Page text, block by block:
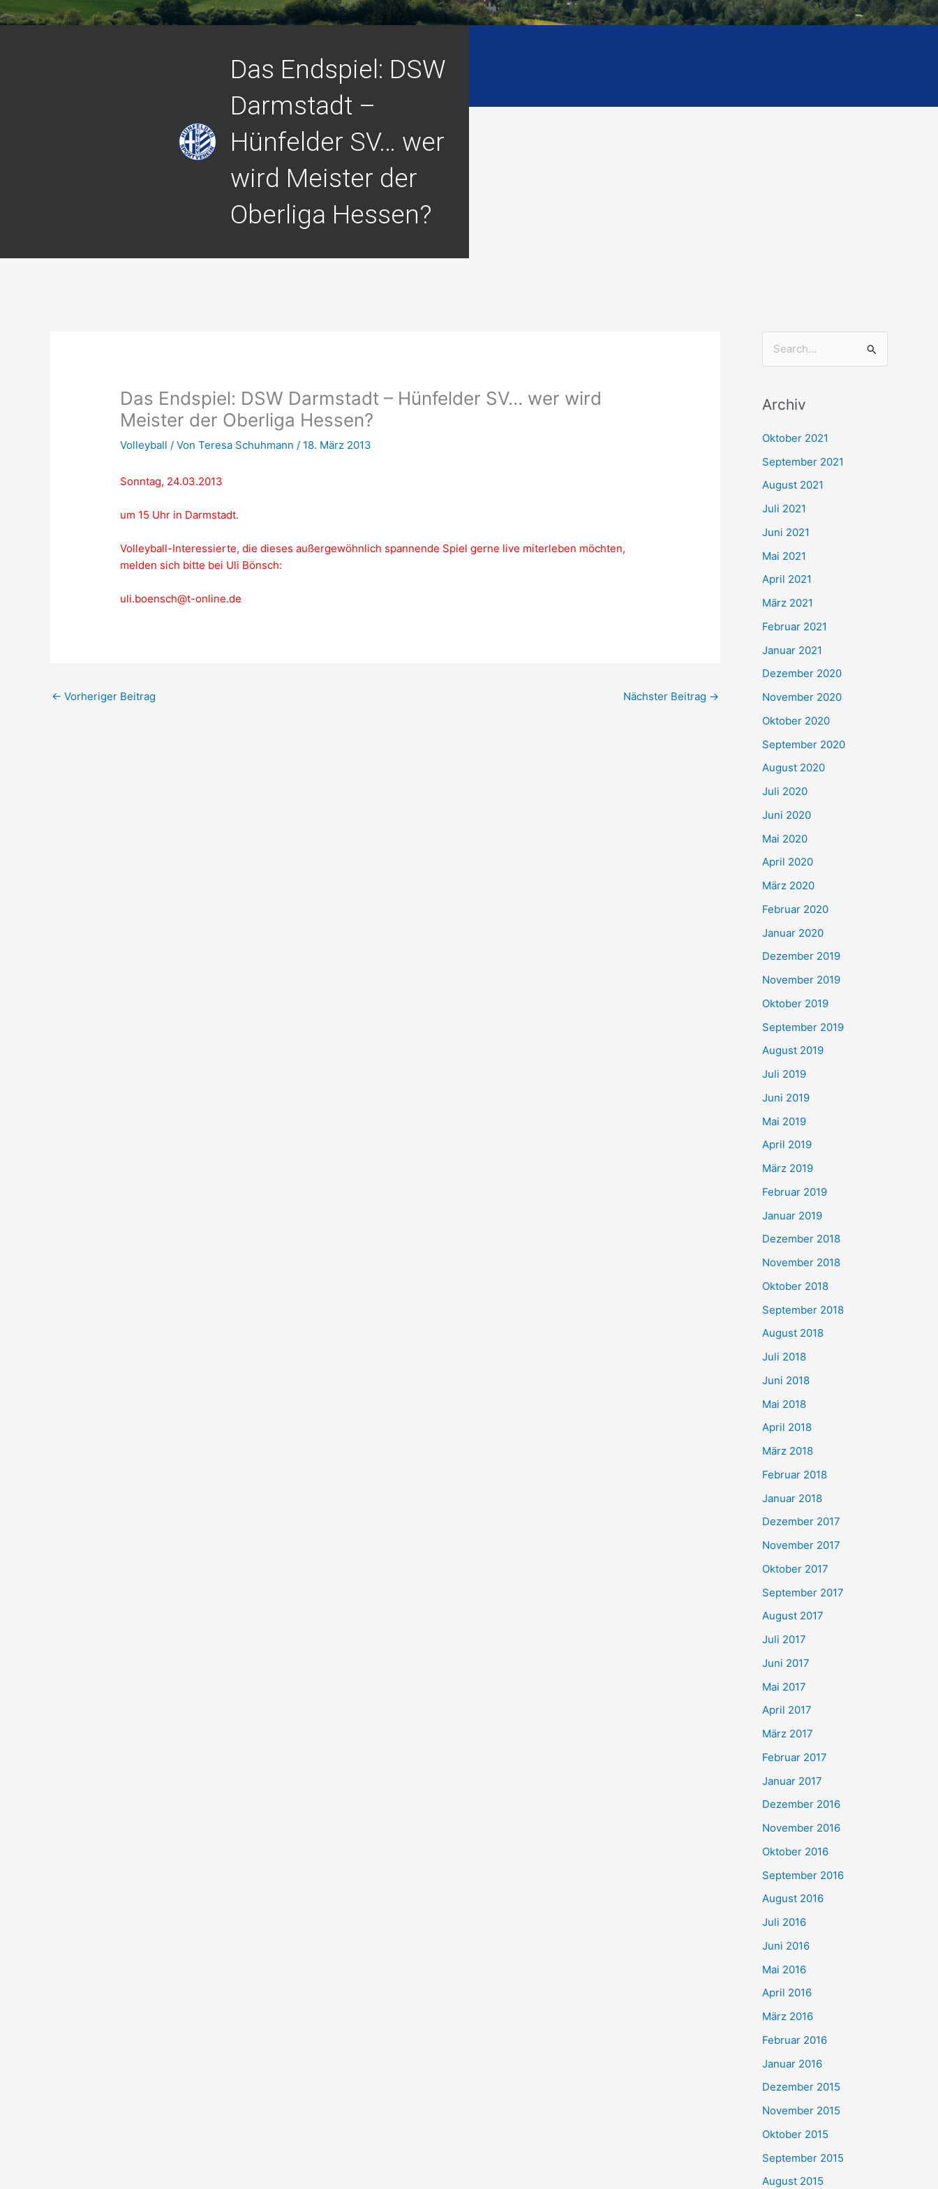
Das Endspiel: DSW
Darmstadt –
Hünfelder SV… wer
wird Meister der
Oberliga Hessen?
Das Endspiel: DSW Darmstadt – Hünfelder SV… wer wird
Meister der Oberliga Hessen?
Volleyball / VonTeresa Schuhmann/ 18. März 2013
Sonntag, 24.03.2013
um 15 Uhr in Darmstadt.
Volleyball-Interessierte, die dieses außergewöhnlich spannende Spiel gerne live miterleben möchten,
melden sich bitte bei Uli Bönsch:
uli.boensch@t-online.de
← Vorheriger Beitrag Nächster Beitrag →
h
e
n
h
:
Archiv
Oktober 2021
September 2021
August 2021
Juli 2021
Juni 2021
Mai 2021
April 2021
März 2021
Februar 2021
Januar 2021
Dezember 2020
November 2020
Oktober 2020
September 2020
August 2020
Juli 2020
Juni 2020
Mai 2020
April 2020
März 2020
Februar 2020
Januar 2020
Dezember 2019
November 2019
Oktober 2019
September 2019
August 2019
Juli 2019
Juni 2019
Mai 2019
April 2019
März 2019
Februar 2019
Januar 2019
Dezember 2018
November 2018
Oktober 2018
September 2018
August 2018
Juli 2018
Juni 2018
Mai 2018
April 2018
März 2018
Februar 2018
Januar 2018
Dezember 2017
November 2017
Oktober 2017
September 2017
August 2017
Juli 2017
Juni 2017
Mai 2017
April 2017
März 2017
Februar 2017
Januar 2017
Dezember 2016
November 2016
Oktober 2016
September 2016
August 2016
Juli 2016
Juni 2016
Mai 2016
April 2016
März 2016
Februar 2016
Januar 2016
Dezember 2015
November 2015
Oktober 2015
September 2015
August 2015